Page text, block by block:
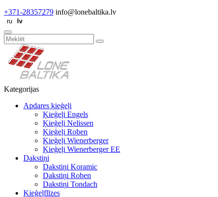
+371-28357279 info@lonebaltika.lv
Kategorijas
Apdares ķieģeļi
Ķieģeļi Engels
Ķieģeļi Nelissen
Ķieģeļi Roben
Ķieģeļi Wienerberger
Ķieģeļi Wienerberger EE
Dakstiņi
Dakstiņi Koramic
Dakstiņi Roben
Dakstiņi Tondach
Ķieģeļflīzes